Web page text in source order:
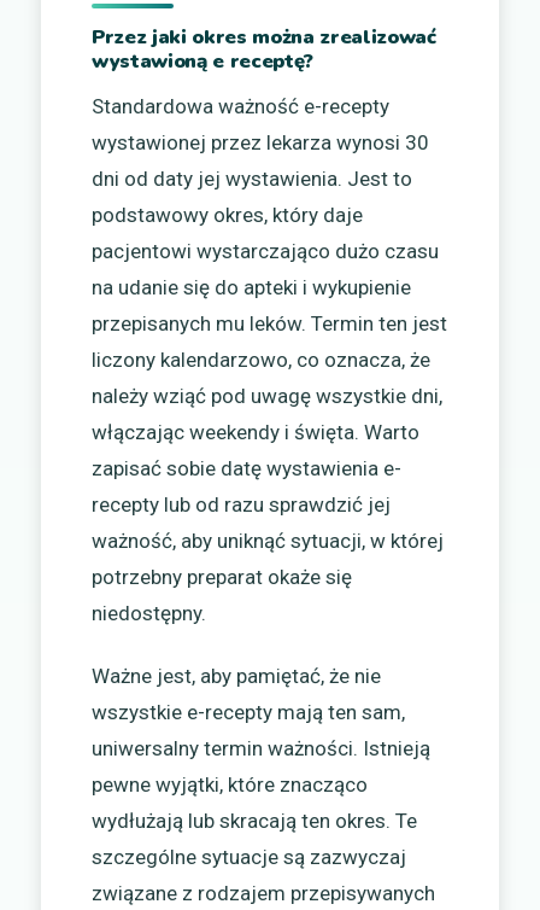
Przez jaki okres można zrealizować
wystawioną e receptę?
Standardowa ważność e-recepty
wystawionej przez lekarza wynosi 30
dni od daty jej wystawienia. Jest to
podstawowy okres, który daje
pacjentowi wystarczająco dużo czasu
na udanie się do apteki i wykupienie
przepisanych mu leków. Termin ten jest
liczony kalendarzowo, co oznacza, że
należy wziąć pod uwagę wszystkie dni,
włączając weekendy i święta. Warto
zapisać sobie datę wystawienia e-
recepty lub od razu sprawdzić jej
ważność, aby uniknąć sytuacji, w której
potrzebny preparat okaże się
niedostępny.
Ważne jest, aby pamiętać, że nie
wszystkie e-recepty mają ten sam,
uniwersalny termin ważności. Istnieją
pewne wyjątki, które znacząco
wydłużają lub skracają ten okres. Te
szczególne sytuacje są zazwyczaj
związane z rodzajem przepisywanych